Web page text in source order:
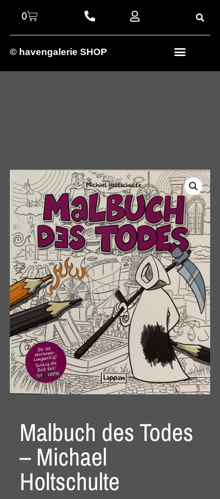
© havengalerie SHOP
0
Malbuch des Todes
– Michael
Holtschulte